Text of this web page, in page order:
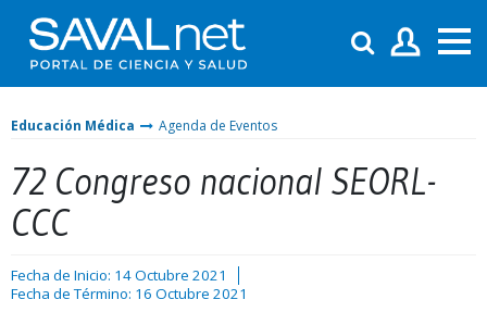
Educación Médica Agenda de Eventos
72 Congreso nacional SEORL-
CCC
Fecha de Inicio: 14 Octubre 2021
Fecha de Término: 16 Octubre 2021